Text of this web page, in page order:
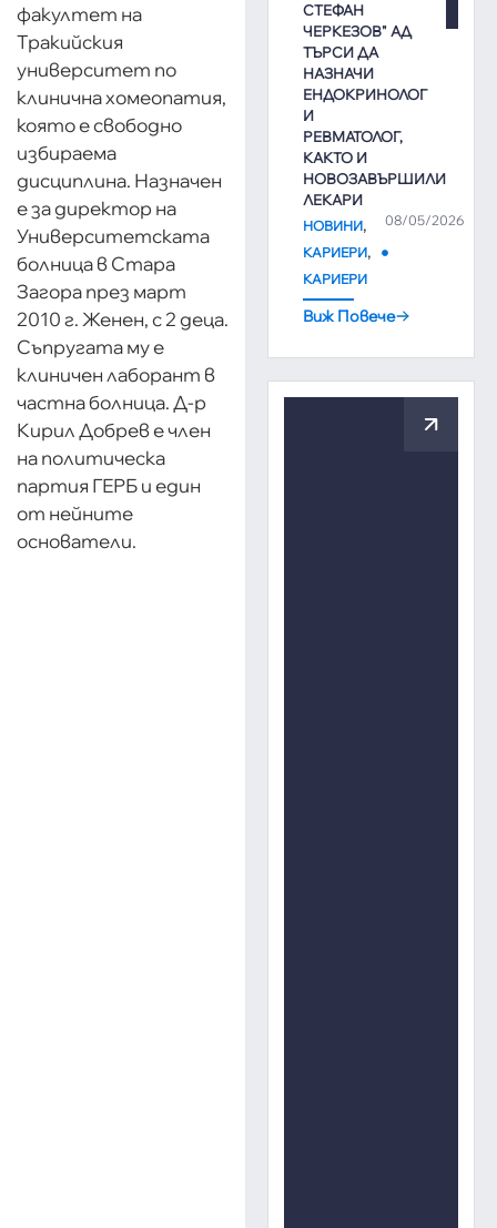
факултет на
Тракийския
университет по
клинична хомеопатия,
която е свободно
избираема
дисциплина. Назначен
е за директор на
Университетската
болница в Стара
Загора през март
2010 г. Женен, с 2 деца.
Съпругата му е
клиничен лаборант в
частна болница. Д-р
Кирил Добрев е член
на политическа
партия ГЕРБ и един
от нейните
основатели.
СТЕФАН
ЧЕРКЕЗОВ" АД
ТЪРСИ ДА
НАЗНАЧИ
ЕНДОКРИНОЛОГ
И
РЕВМАТОЛОГ,
КАКТО И
НОВОЗАВЪРШИЛИ
ЛЕКАРИ
08/05/2026
НОВИНИ,
КАРИЕРИ,
КАРИЕРИ
Виж Повече